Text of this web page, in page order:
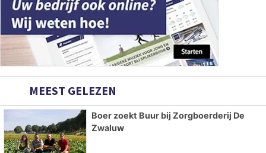
MEEST GELEZEN
Boer zoekt Buur bij Zorgboerderij De
Zwaluw